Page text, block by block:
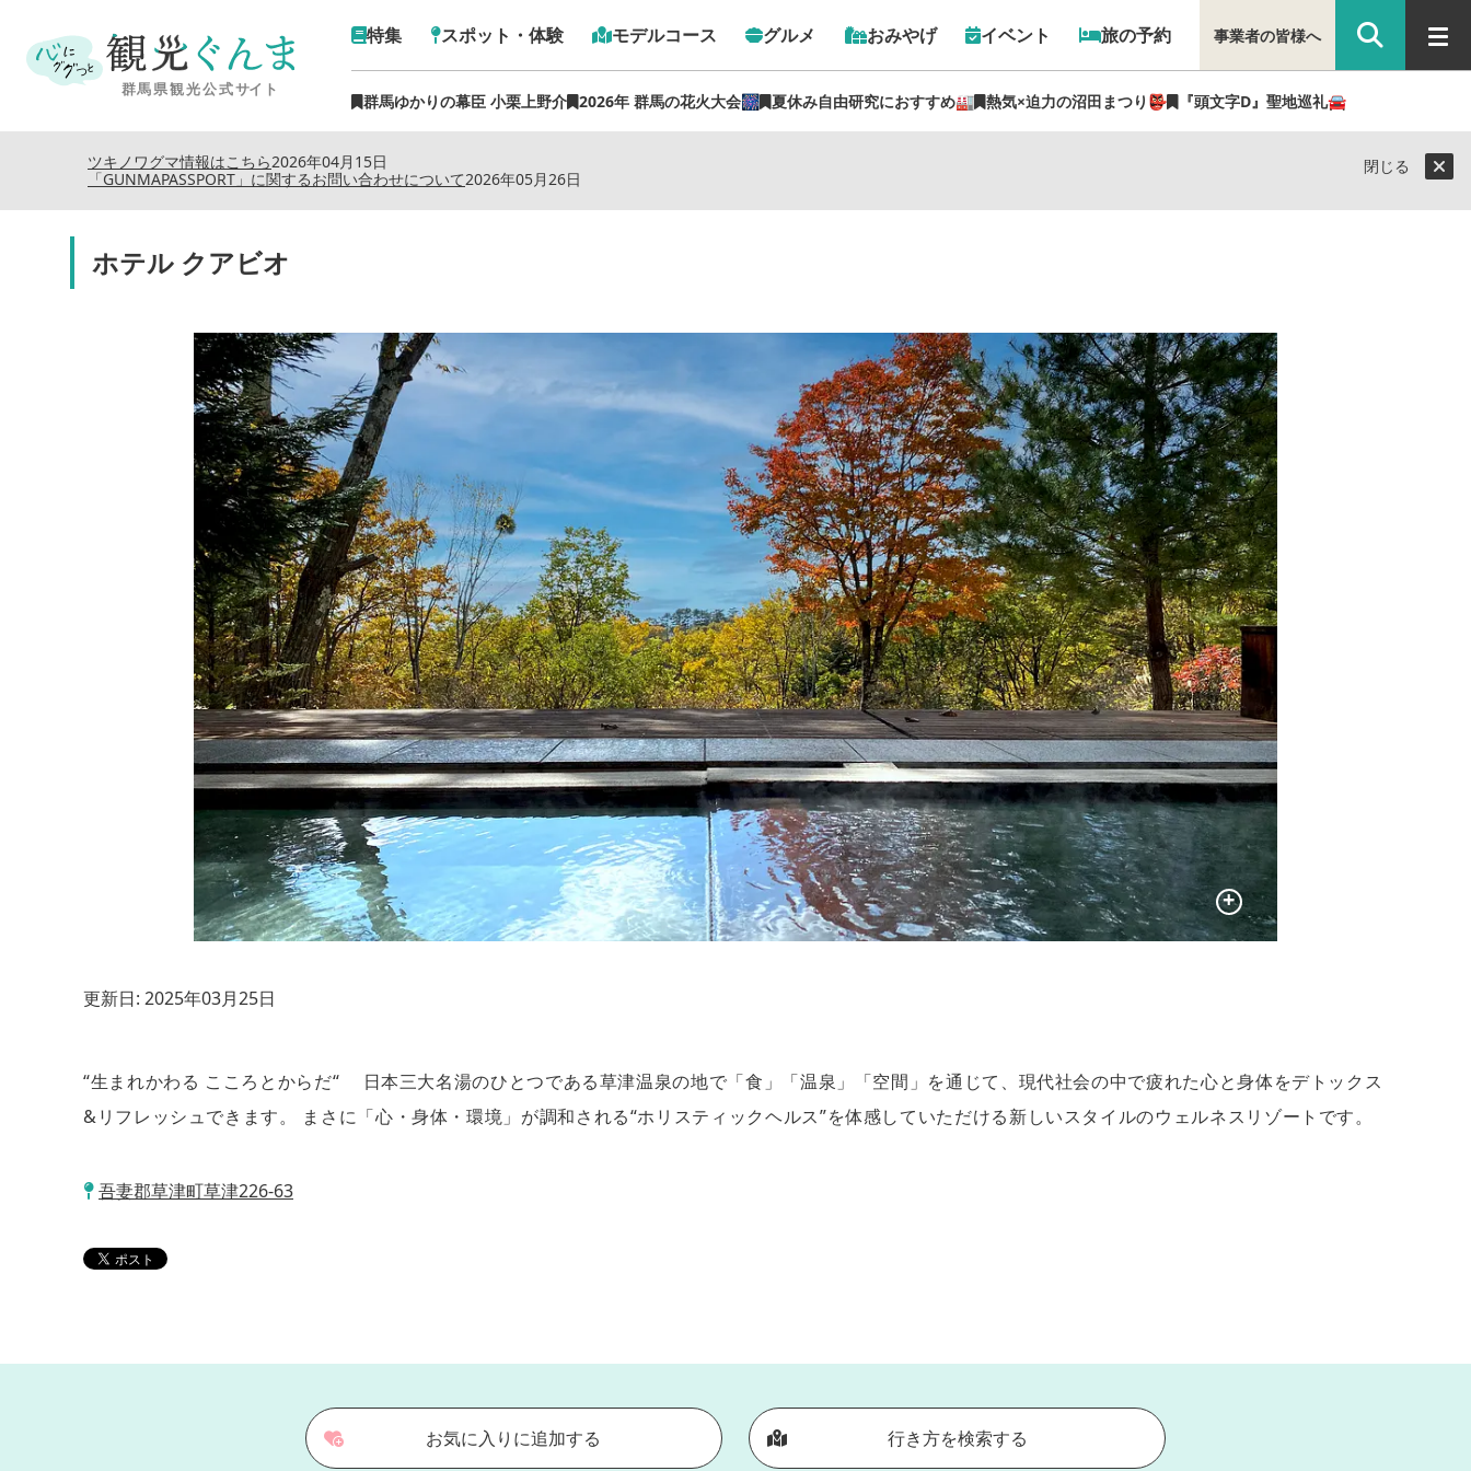
特集 スポット・体験 モデルコース グルメ おみやげ イベント 旅の予約
群馬ゆかりの幕臣 小栗上野介 2026年 群馬の花火大会🎆 夏休み自由研究におすすめ🏭 熱気×迫力の沼田まつり👺 『頭文字D』聖地巡礼🚘
事業者の皆様へ
2026年04月15日
ツキノワグマ情報はこちら
2026年05月26日
「GUNMAPASSPORT」に関するお問い合わせについて
閉じる
ホテル クアビオ
更新日: 2025年03月25日
“生まれかわる こころとからだ“ 日本三大名湯のひとつである草津温泉の地で「食」「温泉」「空間」を通じて、現代社会の中で疲れた心と身体をデトックス
&リフレッシュできます。 まさに「心・身体・環境」が調和される“ホリスティックヘルス”を体感していただける新しいスタイルのウェルネスリゾートです。
吾妻郡草津町草津226-63
お気に入りに追加する 行き方を検索する